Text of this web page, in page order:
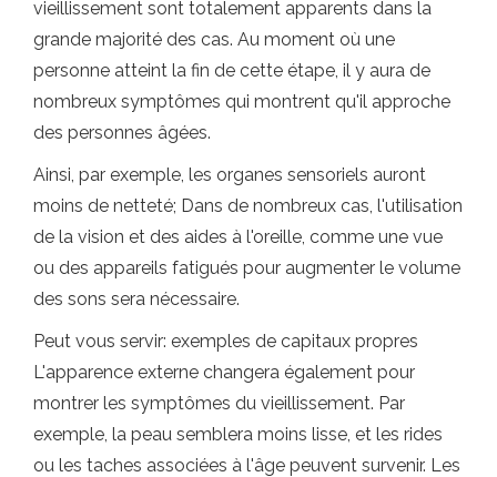
vieillissement sont totalement apparents dans la
grande majorité des cas. Au moment où une
personne atteint la fin de cette étape, il y aura de
nombreux symptômes qui montrent qu'il approche
des personnes âgées.
Ainsi, par exemple, les organes sensoriels auront
moins de netteté; Dans de nombreux cas, l'utilisation
de la vision et des aides à l'oreille, comme une vue
ou des appareils fatigués pour augmenter le volume
des sons sera nécessaire.
Peut vous servir: exemples de capitaux propres
L'apparence externe changera également pour
montrer les symptômes du vieillissement. Par
exemple, la peau semblera moins lisse, et les rides
ou les taches associées à l'âge peuvent survenir. Les